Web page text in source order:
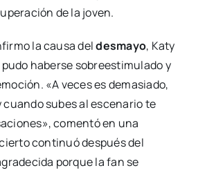
de la joven.
la causa deldesmayo, Katy
haberse sobreestimulado y
«A veces es demasiado,
subes al escenario te
comentó en una
continuó después del
porque la fan se